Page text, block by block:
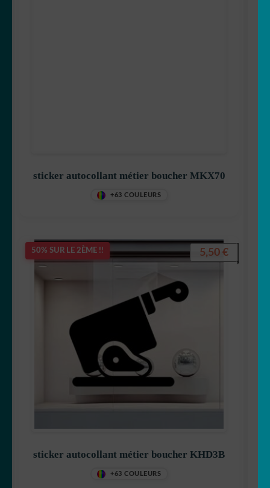
sticker autocollant métier boucher MKX70
+63 COULEURS
50% SUR LE 2ÈME !!
sticker autocollant métier boucher KHD3B
+63 COULEURS
5,50 €